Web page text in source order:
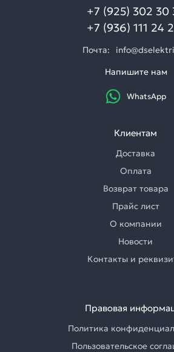
+7 (925) 302 30
+7 (936) 111 24
Почта:
Напишите нам
WhatsApp
Клиентам
Доставка
Оплата
Возврат товара
Прайс лист
О компании
Новости
Контакты и
Правовая
Политика
Пользовательское